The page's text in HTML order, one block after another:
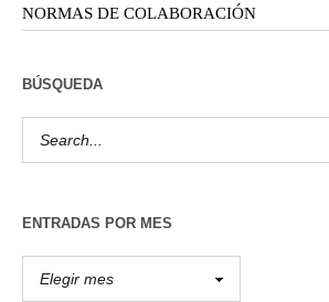
NORMAS DE COLABORACIÓN
BÚSQUEDA
ENTRADAS POR MES